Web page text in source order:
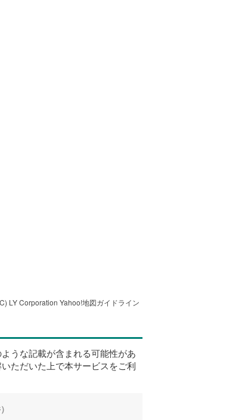
LY Corporation Yahoo!地図ガイドライン
うな記載が含まれる可能性があ
ただいた上で本サービスをご利